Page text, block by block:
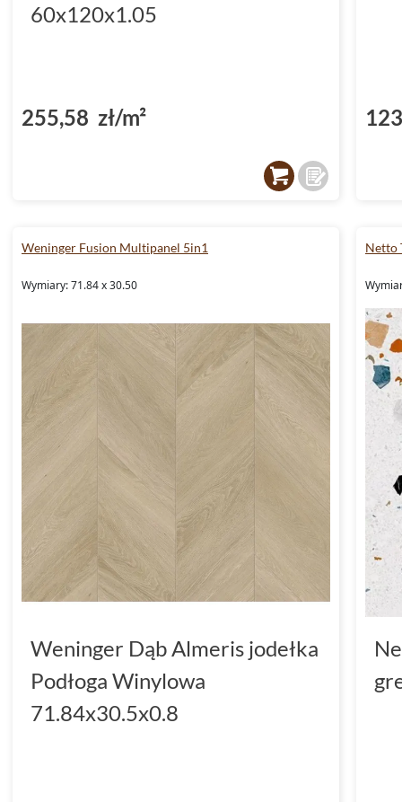
60x120x1.05
255,58 zł/m²
Weninger Fusion Multipanel 5in1
Wymiary: 71.84 x 30.50
Weninger Dąb Almeris jodełka
Podłoga Winylowa
71.84x30.5x0.8
Netto